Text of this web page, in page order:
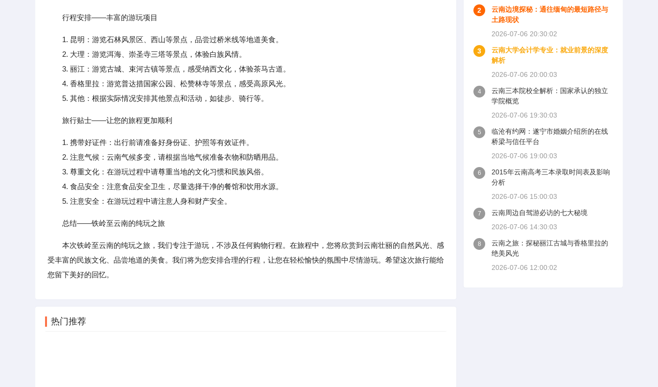
行程安排——丰富的游玩项目
1. 昆明：游览石林风景区、西山等景点，品尝过桥米线等地道美食。
2. 大理：游览洱海、崇圣寺三塔等景点，体验白族风情。
3. 丽江：游览古城、束河古镇等景点，感受纳西文化，体验茶马古道。
4. 香格里拉：游览普达措国家公园、松赞林寺等景点，感受高原风光。
5. 其他：根据实际情况安排其他景点和活动，如徒步、骑行等。
旅行贴士——让您的旅程更加顺利
1. 携带好证件：出行前请准备好身份证、护照等有效证件。
2. 注意气候：云南气候多变，请根据当地气候准备衣物和防晒用品。
3. 尊重文化：在游玩过程中请尊重当地的文化习惯和民族风俗。
4. 食品安全：注意食品安全卫生，尽量选择干净的餐馆和饮用水源。
5. 注意安全：在游玩过程中请注意人身和财产安全。
总结——铁岭至云南的纯玩之旅
本次铁岭至云南的纯玩之旅，我们专注于游玩，不涉及任何购物行程。在旅程中，您将欣赏到云南壮丽的自然风光、感
受丰富的民族文化、品尝地道的美食。我们将为您安排合理的行程，让您在轻松愉快的氛围中尽情游玩。希望这次旅行能给
您留下美好的回忆。
热门推荐
2
云南边境探秘：通往缅甸的最短路径与
土路现状
2026-07-06 20:30:02
3
云南大学会计学专业：就业前景的深度
解析
2026-07-06 20:00:03
4
云南三本院校全解析：国家承认的独立
学院概览
2026-07-06 19:30:03
5
临沧有约网：遂宁市婚姻介绍所的在线
桥梁与信任平台
2026-07-06 19:00:03
6
2015年云南高考三本录取时间表及影响
分析
2026-07-06 15:00:03
7
云南周边自驾游必访的七大秘境
2026-07-06 14:30:03
8
云南之旅：探秘丽江古城与香格里拉的
绝美风光
2026-07-06 12:00:02